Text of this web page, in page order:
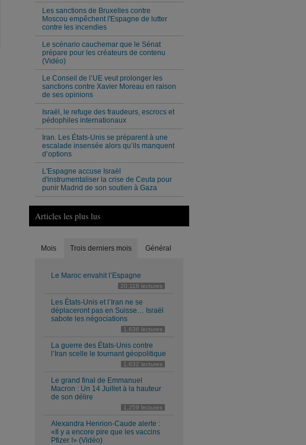
Les sanctions de Bruxelles contre
Moscou empêchent l'Espagne de lutter
contre les incendies
Le scénario cauchemar que le Sénat
prépare pour les créateurs de contenu
(Vidéo)
Le Conseil de l’UE veut prolonger les
sanctions contre Xavier Moreau en raison
de ses opinions
Israël, le refuge des fraudeurs, escrocs et
pédophiles internationaux
Iran. Les États-Unis se préparent à une
escalade insensée alors qu’ils manquent
d’options
L'Espagne accuse Israël
d'instrumentaliser la crise de Ceuta pour
punir Madrid de son soutien à Gaza
Articles les plus lus
Mois Trois derniers mois Général
Le Maroc envahit l’Espagne
20,116 lectures
Les États-Unis et l’Iran ne se
déplaceront pas en Suisse… Israël
sabote les négociations
1,636 lectures
La guerre des États-Unis contre
l’Iran scelle le tournant géopolitique
1,632 lectures
Le grand final de Emmanuel
Macron : Un 14 Juillet à la hauteur
de son délire
1,259 lectures
Alexandra Henrion-Caude alerte :
«Il y a encore pire que les vaccins
Pfizer !» (Vidéo)